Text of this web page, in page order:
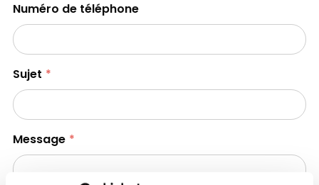
Numéro de téléphone
Sujet
Message